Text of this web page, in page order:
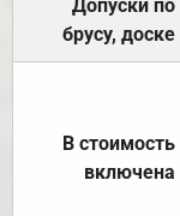
Допуски по
брусу, доске
В стоимость
включена